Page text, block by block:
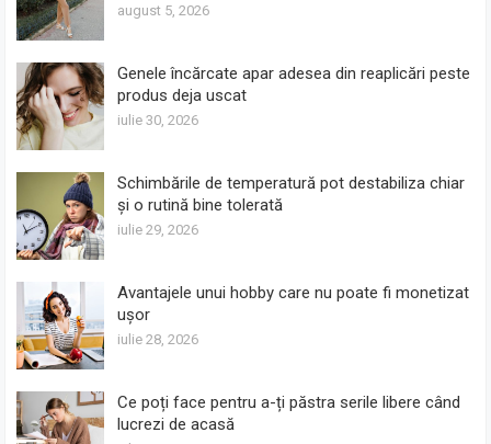
august 5, 2026
Genele încărcate apar adesea din reaplicări peste
produs deja uscat
iulie 30, 2026
Schimbările de temperatură pot destabiliza chiar
și o rutină bine tolerată
iulie 29, 2026
Avantajele unui hobby care nu poate fi monetizat
ușor
iulie 28, 2026
Ce poți face pentru a-ți păstra serile libere când
lucrezi de acasă